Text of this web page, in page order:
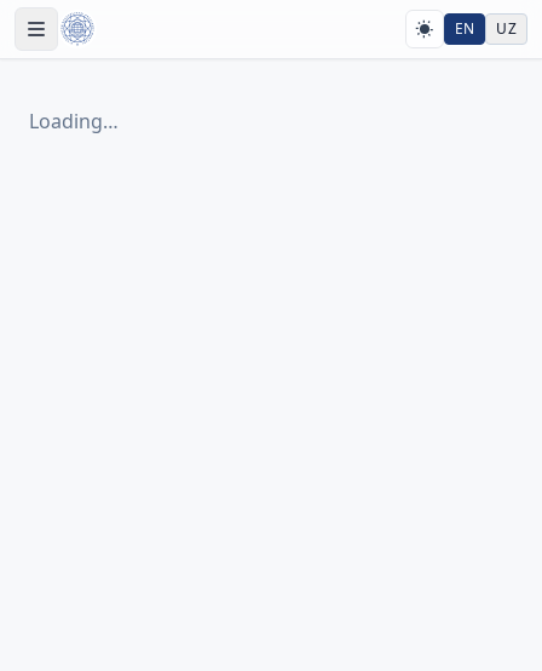
EN UZ
Loading…